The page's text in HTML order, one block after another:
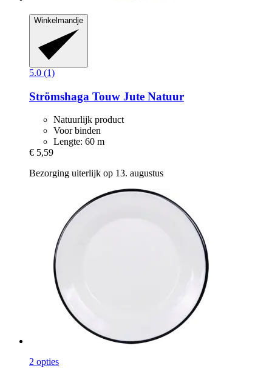
Winkelmandje
5.0 (1)
Strömshaga Touw Jute Natuur
Natuurlijk product
Voor binden
Lengte: 60 m
€ 5,59
Bezorging uiterlijk op 13. augustus
2 opties